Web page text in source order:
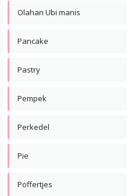
Olahan Ubi manis
Pancake
Pastry
Pempek
Perkedel
Pie
Poffertjes